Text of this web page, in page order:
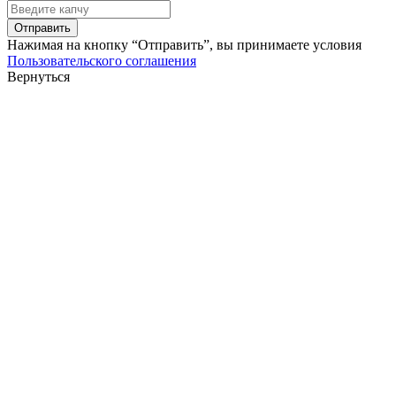
Отправить
Нажимая на кнопку “Отправить”, вы принимаете условия
Пользовательского соглашения
Вернуться